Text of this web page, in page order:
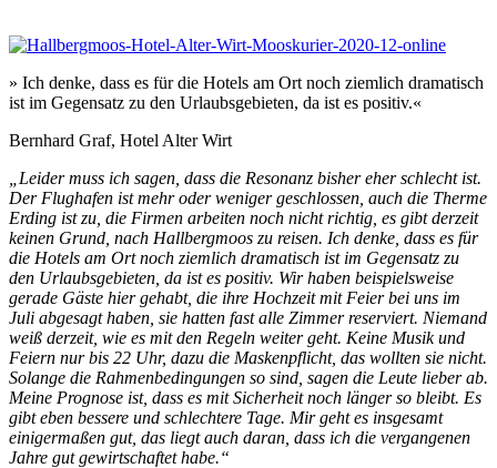
» Ich denke, dass es für die Hotels am Ort noch ziemlich dramatisch
ist im Gegensatz zu den Urlaubsgebieten, da ist es positiv.«
Bernhard Graf, Hotel Alter Wirt
„Leider muss ich sagen, dass die Resonanz bisher eher schlecht ist.
Der Flughafen ist mehr oder weniger geschlossen, auch die Therme
Erding ist zu, die Firmen arbeiten noch nicht richtig, es gibt derzeit
keinen Grund, nach Hallbergmoos zu reisen. Ich denke, dass es für
die Hotels am Ort noch ziemlich dramatisch ist im Gegensatz zu
den Urlaubsgebieten, da ist es positiv. Wir haben beispielsweise
gerade Gäste hier gehabt, die ihre Hochzeit mit Feier bei uns im
Juli abgesagt haben, sie hatten fast alle Zimmer reserviert. Niemand
weiß derzeit, wie es mit den Regeln weiter geht. Keine Musik und
Feiern nur bis 22 Uhr, dazu die Maskenpflicht, das wollten sie nicht.
Solange die Rahmenbedingungen so sind, sagen die Leute lieber ab.
Meine Prognose ist, dass es mit Sicherheit noch länger so bleibt. Es
gibt eben bessere und schlechtere Tage. Mir geht es insgesamt
einigermaßen gut, das liegt auch daran, dass ich die vergangenen
Jahre gut gewirtschaftet habe.“